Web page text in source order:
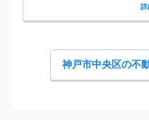
詳
神戸市中央区の不